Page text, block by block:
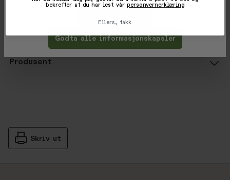
Produsentnummer: 335513063
Gjennomsnittsvurdering:
Produsent
Skriv ut
Godta alle informasjonskapsler
bekrefter at du har lest vårpersonvernerklæring
Ellers, takk